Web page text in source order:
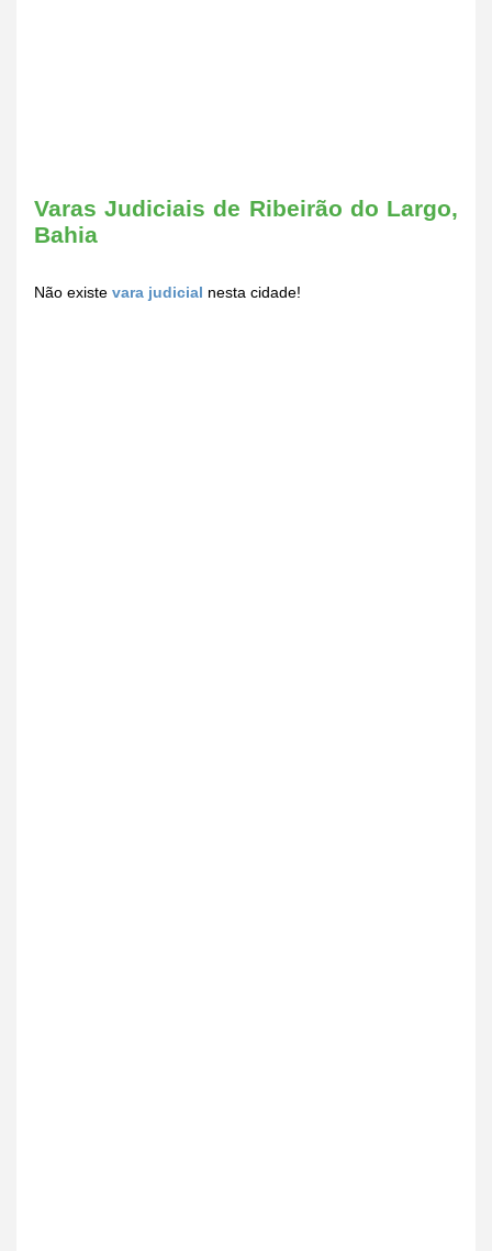
Varas Judiciais de Ribeirão do Largo,
Bahia
Não existe vara judicial nesta cidade!